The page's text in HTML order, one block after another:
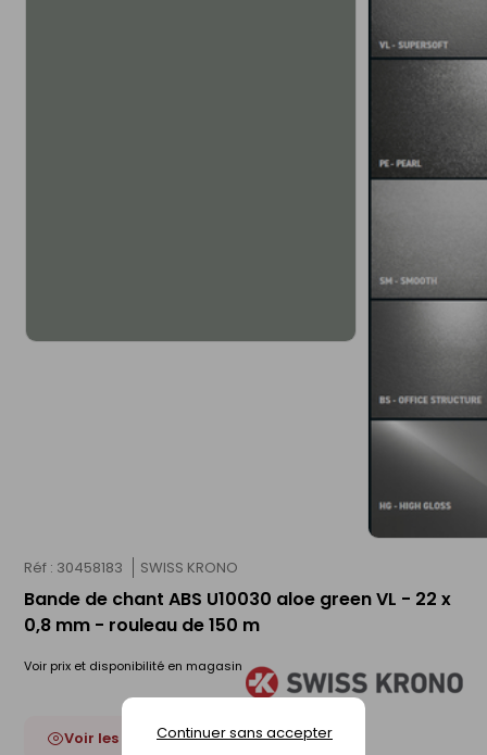
Continuer sans accepter
Réf : 30458183 SWISS KRONO
Bande de chant ABS U10030 aloe green VL - 22 x
0,8 mm - rouleau de 150 m
Voir prix et disponibilité en magasin
Voir les 52 déclinaisons